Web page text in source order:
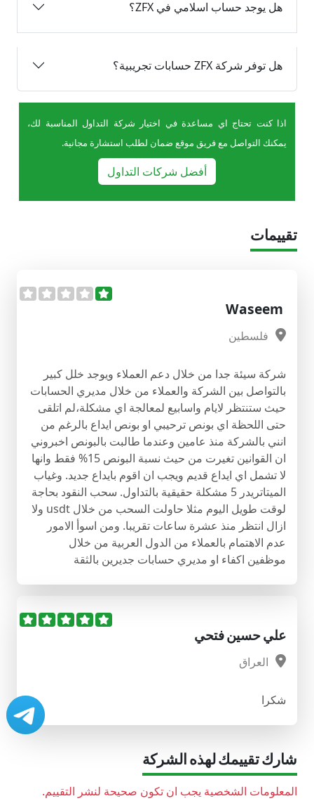
هل يوجد حساب اسلامي في ZFX؟
​هل توفر شركة ZFX حسابات تجريبية؟
اذا كنت تحتاج اي مساعدة في اختيار شركة التداول المناسبة لك،
يمكنك التواصل مع فريق موقع ضمان لطلب استشارة مجانية.
أفضل شركات التداول
تقييمات
Waseem
فلسطين
شركة سيئة جدا من خلال دعم العملاء ويوجد خلل كبير
بالتواصل بين الشركة والعملاء من خلال مديري الحسابات
حيث ستنتظر لايام واسابيع لمعالجة اي مشكلة،لم اتلقى
حتى اللحظة اي بونص ترحيبي او بونص ايداع بالرغم من
انني بالشركة منذ عامين وعندما طالبت بالبونص اخبروني
ان القوانين تغيرت من حيث نسبة البونص 15% فقط وانها
لا تشمل اي ايداع قديم ويجب ان اقوم بايداع جديد. وغياب
الميتاتريدر 5 مشكلة حقيقية بالتداول. سحب النقود بحاجة
لوقت طويل اليوم مثلا حاولت السحب من خلال usdt ولا
ازال انتظر منذ عشرة ساعات تقريبا. ومن اسوأ الامور
عدم الاهتمام بالعملاء من الدول العربية من خلال
موظفين اكفاء او مديري حسابات جديرين بالثقة
علي حسين فتحي
العراق
شكرا
شارك تقييمك لهذه الشركة
المعلومات الشخصية يجب ان تكون صحيحة لنشر التقييم.